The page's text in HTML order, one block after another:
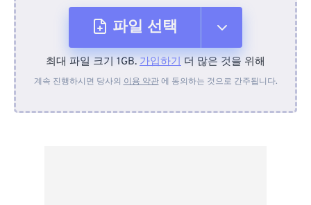
파일 선택
장치에서
최대 파일 크기 1GB. 가입하기 더 많은 것을 위해
계속 진행하시면 당사의 이용 약관에 동의하는 것으로 간주됩니다.